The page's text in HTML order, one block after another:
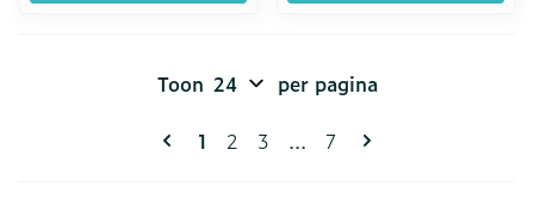
Pagina's
U lees momenteel pagina
1 Pagina
2 Pagina
3 ... Pagina
7
Toon per pagina